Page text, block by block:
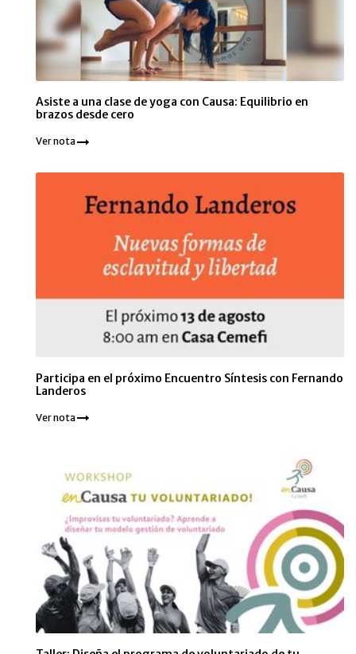
Asiste a una clase de yoga con Causa: Equilibrio en
brazos desde cero
Ver nota
Participa en el próximo Encuentro Síntesis con Fernando
Landeros
Ver nota